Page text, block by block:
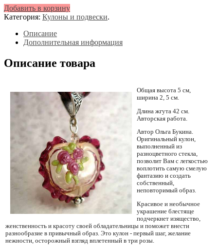
Добавить в корзину
Категория: Кулоны и подвески.
Описание
Дополнительная информация
Описание товара
Общая высота 5 см,
ширина 2, 5 см.
Длина жгута 42 см.
Авторская работа.
Автор Ольга Букина.
Оригинальный кулон,
выполненный из
разноцветного стекла,
позволит Вам с легкостью
воплотить самую смелую
фантазию и создать
собственный,
неповторимый образ.
Красивое и необычное
украшение блестяще
подчеркнет изящество,
женственность и красоту своей обладательницы и поможет внести
разнообразие в привычный образ. Это кулон - первый шаг, желание
нежности, осторожный взгляд вплетенный в три розы.